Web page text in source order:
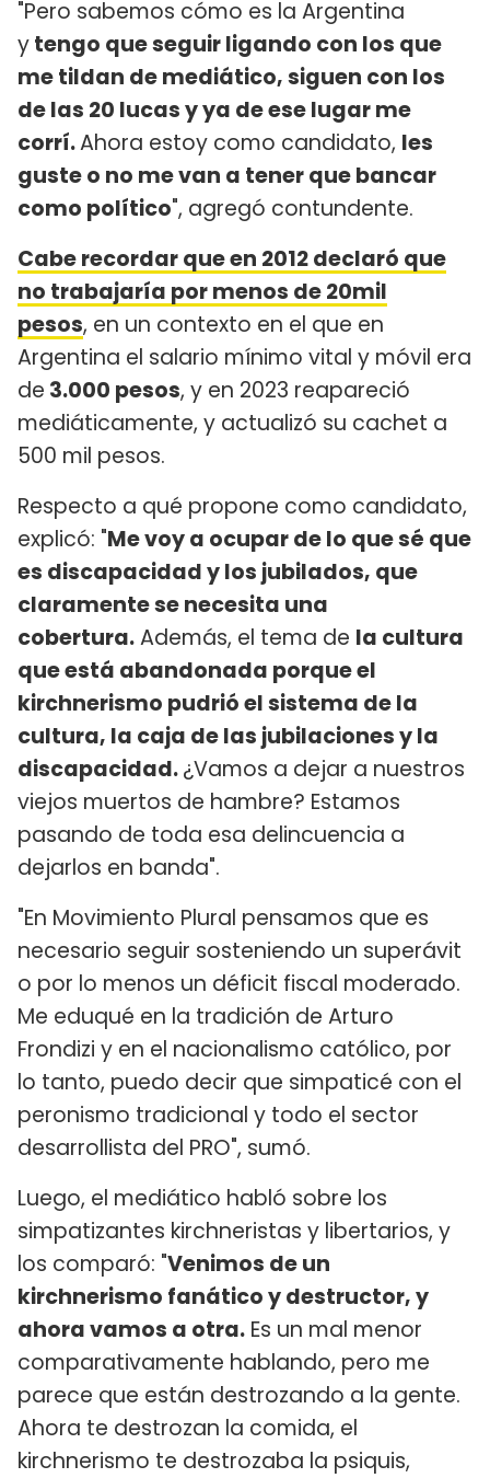
"Pero sabemos cómo es la Argentina
ytengo que seguir ligando con los que
me tildan de mediático, siguen con los
de las 20 lucas y ya de ese lugar me
corrí.Ahora estoy como candidato, les
guste o no me van a tener que bancar
como político", agregó contundente.
Cabe recordar que en 2012 declaró que
no trabajaría por menos de 20mil
pesos, en un contexto en el que en
Argentina el salario mínimo vital y móvil era
de 3.000 pesos, y en 2023 reapareció
mediáticamente, y actualizó su cachet a
500 mil pesos.
Respecto a qué propone como candidato,
explicó: "Me voy a ocupar de lo que sé que
es discapacidad y los jubilados, que
claramente se necesita una
cobertura.Además, el tema de la cultura
que está abandonada porque el
kirchnerismo pudrió el sistema de la
cultura, la caja de las jubilaciones y la
discapacidad.¿Vamos a dejar a nuestros
viejos muertos de hambre? Estamos
pasando de toda esa delincuencia a
dejarlos en banda".
"En Movimiento Plural pensamos que es
necesario seguir sosteniendo un superávit
o por lo menos un déficit fiscal moderado.
Me eduqué en la tradición de Arturo
Frondizi y en el nacionalismo católico, por
lo tanto, puedo decir que simpaticé con el
peronismo tradicional y todo el sector
desarrollista del PRO", sumó.
Luego, el mediático habló sobre los
simpatizantes kirchneristas y libertarios, y
los comparó: "Venimos de un
kirchnerismo fanático y destructor, y
ahora vamos a otra. Es un mal menor
comparativamente hablando, pero me
parece que están destrozando a la gente.
Ahora te destrozan la comida, el
kirchnerismo te destrozaba la psiquis,